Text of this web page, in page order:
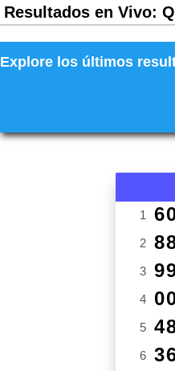
Resultados en Vivo:
Explore los últimos
1
2
3
4
5
6